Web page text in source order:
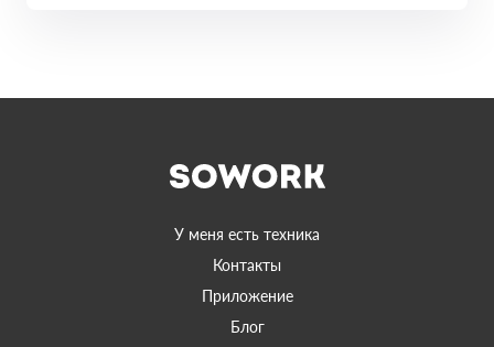
У меня есть техника
Контакты
Приложение
Блог